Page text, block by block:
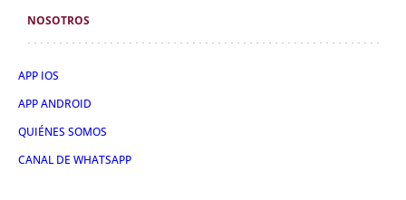
NOSOTROS
APP IOS
APP ANDROID
QUIÉNES SOMOS
CANAL DE WHATSAPP